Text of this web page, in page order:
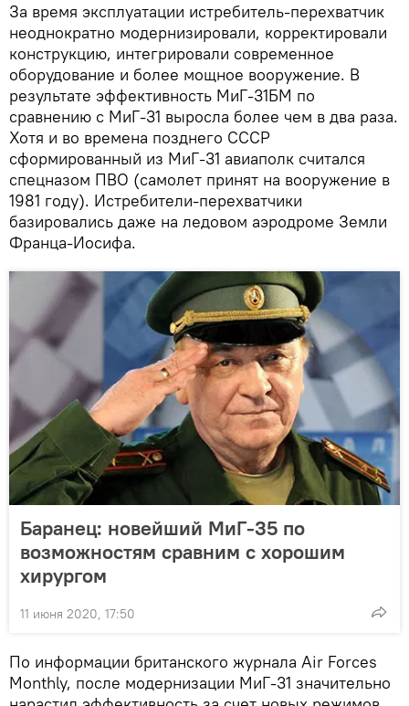
За время эксплуатации истребитель-перехватчик
неоднократно модернизировали, корректировали
конструкцию, интегрировали современное
оборудование и более мощное вооружение. В
результате эффективность МиГ-31БМ по
сравнению с МиГ-31 выросла более чем в два раза.
Хотя и во времена позднего СССР
сформированный из МиГ-31 авиаполк считался
спецназом ПВО (самолет принят на вооружение в
1981 году). Истребители-перехватчики
базировались даже на ледовом аэродроме Земли
Франца-Иосифа.
Баранец: новейший МиГ-35 по
возможностям сравним с хорошим
хирургом
11 июня 2020, 17:50
По информации британского журнала Air Forces
Monthly, после модернизации МиГ-31 значительно